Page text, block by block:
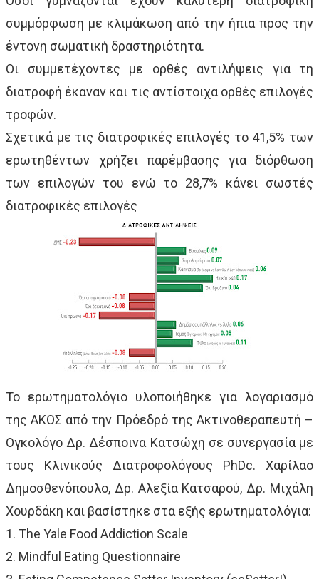
συμμόρφωση με κλιμάκωση από την ήπια προς την
έντονη σωματική δραστηριότητα.
Οι συμμετέχοντες με ορθές αντιλήψεις για τη
διατροφή έκαναν και τις αντίστοιχα ορθές επιλογές
τροφών.
Σχετικά με τις διατροφικές επιλογές το 41,5% των
ερωτηθέντων χρήζει παρέμβασης για διόρθωση
των επιλογών του ενώ το 28,7% κάνει σωστές
διατροφικές επιλογές
Το ερωτηματολόγιο υλοποιήθηκε για λογαριασμό
της ΑΚΟΣ από την Πρόεδρό της Ακτινοθεραπευτή –
Ογκολόγο Δρ. Δέσποινα Κατσώχη σε συνεργασία με
τους Κλινικούς Διατροφολόγους PhDc. Χαρίλαο
Δημοσθενόπουλο, Δρ. Αλεξία Κατσαρού, Δρ. Μιχάλη
Χουρδάκη και βασίστηκε στα εξής ερωτηματολόγια:
1. The Yale Food Addiction Scale
2. Mindful Eating Questionnaire